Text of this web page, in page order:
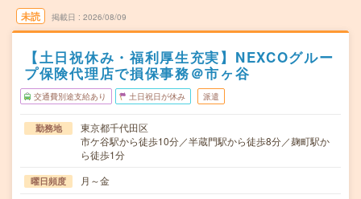
未読 掲載日 2026/08/09
【土日祝休み・福利厚生充実】NEXCOグルー
プ保険代理店で損保事務＠市ヶ谷
交通費別途支給あり 土日祝日が休み 派遣
勤務地
東京都千代田区
市ケ谷駅から徒歩10分／半蔵門駅から徒歩8分／麹町駅か
ら徒歩1分
曜日頻度 月～金